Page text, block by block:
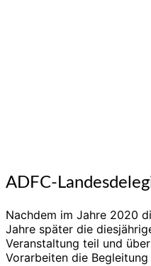
ADFC-
Nachdem im Jahre 2020
Jahre später die
Veranstaltung teil und
Vorarbeiten die